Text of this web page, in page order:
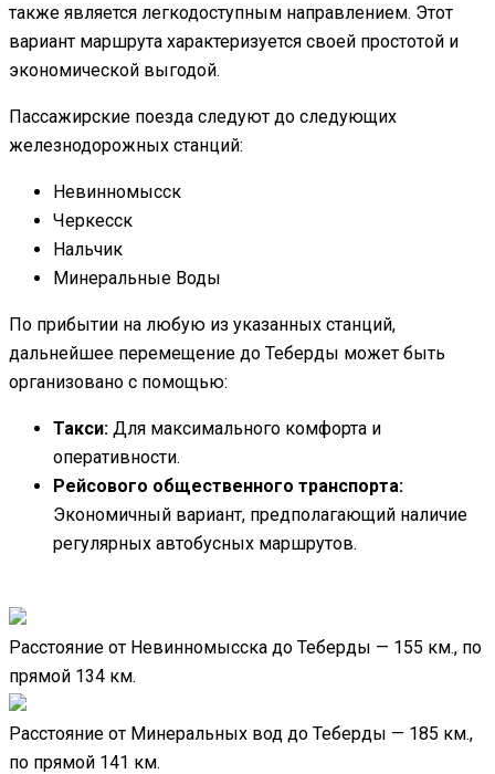
также является легкодоступным направлением. Этот
вариант маршрута характеризуется своей простотой и
экономической выгодой.
Пассажирские поезда следуют до следующих
железнодорожных станций:
Невинномысск
Черкесск
Нальчик
Минеральные Воды
По прибытии на любую из указанных станций,
дальнейшее перемещение до Теберды может быть
организовано с помощью:
Такси: Для максимального комфорта и
оперативности.
Рейсового общественного транспорта:
Экономичный вариант, предполагающий наличие
регулярных автобусных маршрутов.
Расстояние от Невинномысска до Теберды — 155 км., по
прямой 134 км.
Расстояние от Минеральных вод до Теберды — 185 км.,
по прямой 141 км.